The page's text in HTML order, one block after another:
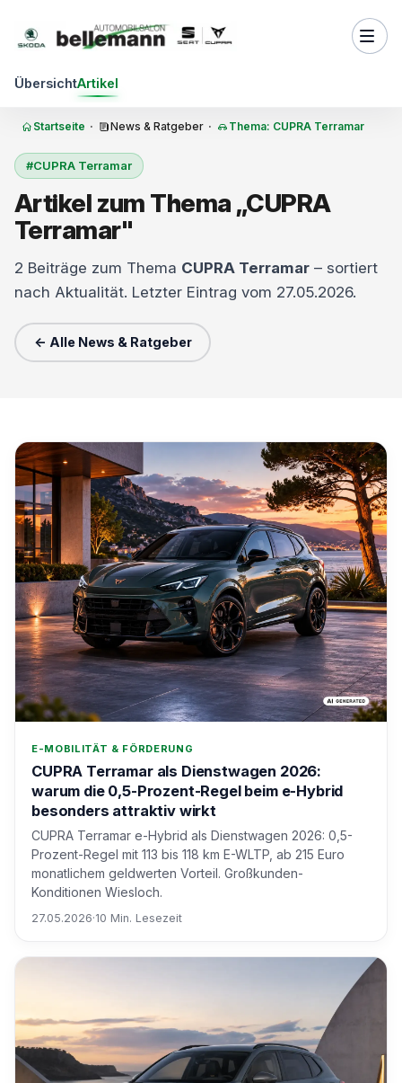
ÜbersichtArtikel
Startseite · News & Ratgeber · Thema: CUPRA Terramar
#CUPRA Terramar
Artikel zum Thema „CUPRA
Terramar"
2 Beiträge zum Thema CUPRA Terramar – sortiert
nach Aktualität. Letzter Eintrag vom 27.05.2026.
← Alle News & Ratgeber
E-MOBILITÄT & FÖRDERUNG
CUPRA Terramar als Dienstwagen 2026:
warum die 0,5-Prozent-Regel beim e-Hybrid
besonders attraktiv wirkt
CUPRA Terramar e-Hybrid als Dienstwagen 2026: 0,5-
Prozent-Regel mit 113 bis 118 km E-WLTP, ab 215 Euro
monatlichem geldwerten Vorteil. Großkunden-
Konditionen Wiesloch.
27.05.2026·10 Min. Lesezeit